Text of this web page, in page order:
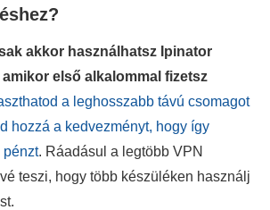
akkor használhatsz Ipinator
első alkalommal fizetsz
a leghosszabb távú csomagot
hozzá a kedvezményt, hogy így
pénzt. Ráadásul a legtöbb VPN
teszi, hogy több készüléken használj